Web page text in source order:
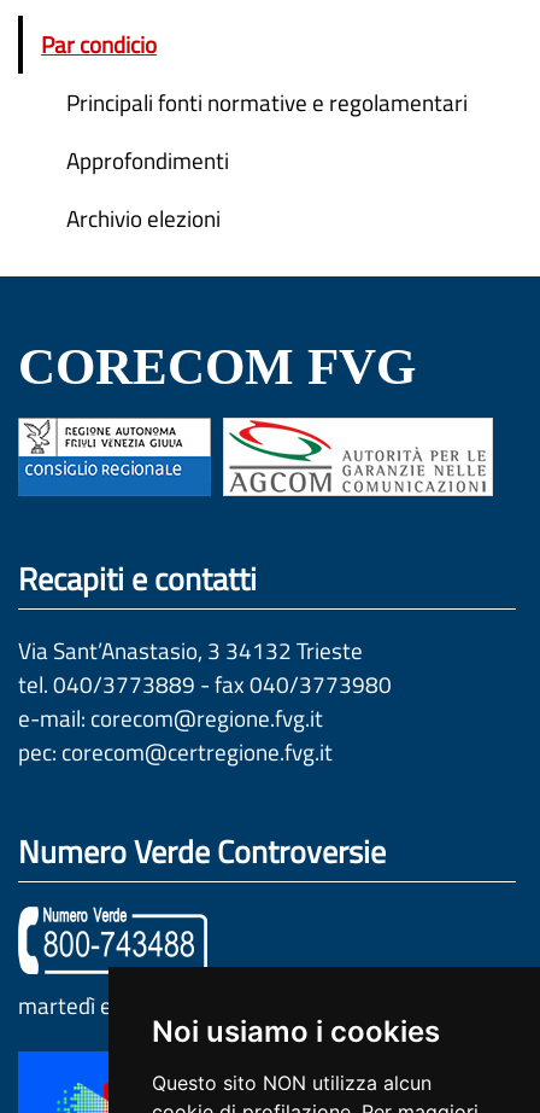
Noi usiamo i cookies
Questo sito NON utilizza alcun
Par condicio
Principali fonti normative e regolamentari
Approfondimenti
Archivio elezioni
CORECOM FVG
Recapiti e contatti
Via Sant’Anastasio, 3 34132 Trieste
tel. 040/3773889 - fax 040/3773980
e-mail: corecom@regione.fvg.it
pec: corecom@certregione.fvg.it
Numero Verde Controversie
martedì e venerdì dalle ore 9.30 alle 12.00